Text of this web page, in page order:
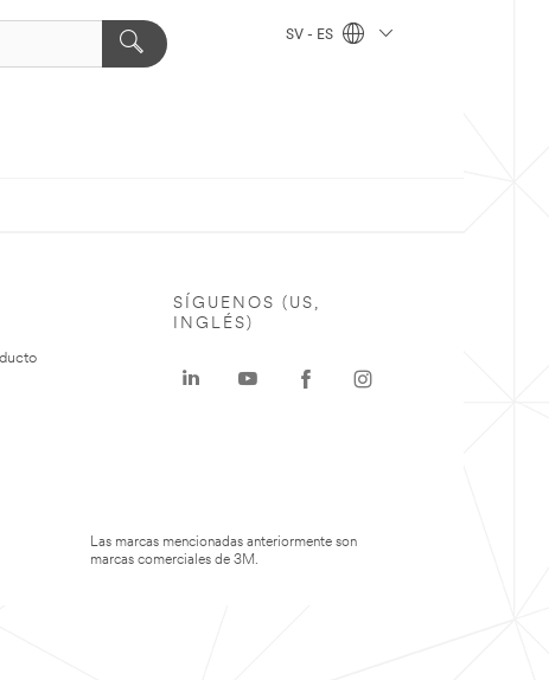
SV - ES
SÍGUENOS (US,
INGLÉS)
Las marcas mencionadas anteriormente son
marcas comerciales de 3M.